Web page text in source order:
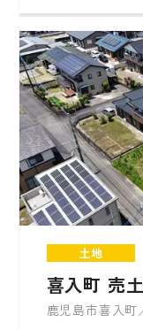
土地
喜入町 売
鹿児島市喜入町